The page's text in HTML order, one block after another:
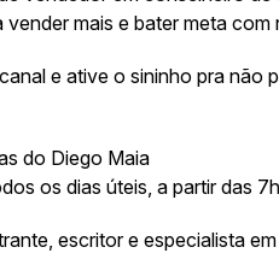
vender mais e bater meta com
e ative o sininho pra não
do Diego Maia
os dias úteis, a partir das
escritor e especialista